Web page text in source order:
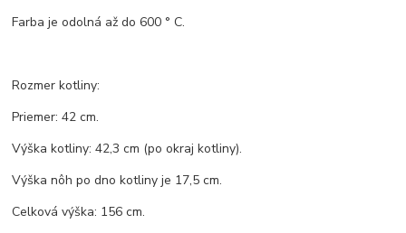
Farba je odolná až do 600 ° C.
Rozmer kotliny:
Priemer: 42 cm.
Výška kotliny: 42,3 cm (po okraj kotliny).
Výška nôh po dno kotliny je 17,5 cm.
Celková výška: 156 cm.